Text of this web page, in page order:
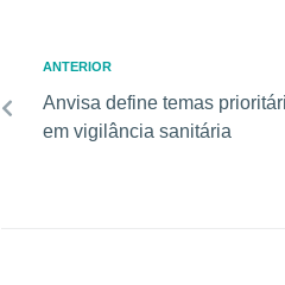
ANTERIOR
Anvisa define temas
em vigilância sanitária